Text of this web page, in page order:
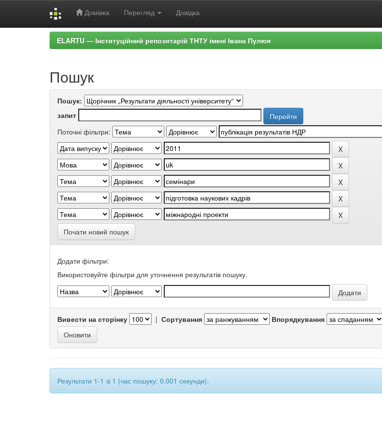
Домівка Перегляд Довідка
ELARTU — Інституційний репозитарій ТНТУ імені Івана Пулюя
Пошук
Пошук:
запит
Поточні фільтри:
Почати новий пошук
Додати фільтри:
Використовуйте фільтри для уточнення результатів пошуку.
Вивести на сторінку | Сортування Впорядкування
Результати 1-1 зі 1 (час пошуку: 0.001 секунди).